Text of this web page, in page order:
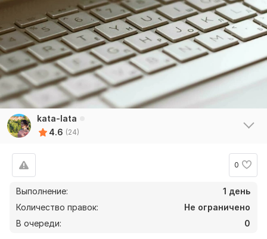
kata-lata
4.6 (24)
0
Выполнение:
1 день
Количество правок:
Не ограничено
В очереди:
0